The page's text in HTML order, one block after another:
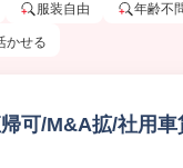
服装自由 年齢不
かせる
可/M&A拡/社用